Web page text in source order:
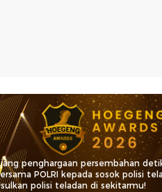
penghargaan persembahan
POLRI kepada sosok polisi
polisi teladan di sekitarmu!